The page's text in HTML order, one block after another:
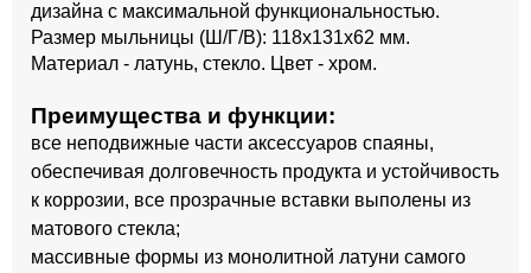
дизайна с максимальной функциональностью.
Размер мыльницы (Ш/Г/В): 118x131x62 мм.
Материал - латунь, стекло. Цвет - хром.
Преимущества и функции:
все неподвижные части аксессуаров спаяны,
обеспечивая долговечность продукта и устойчивость
к коррозии, все прозрачные вставки выполены из
матового стекла;
массивные формы из монолитной латуни самого